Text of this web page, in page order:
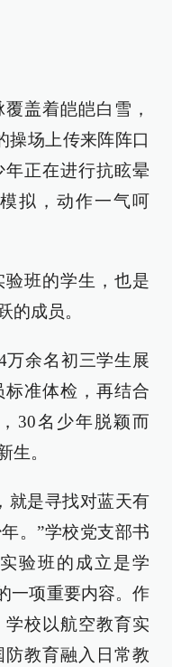
盖着皑皑白雪，
操场上传来阵阵口
正在进行抗眩晕
拟，动作一气呵
班的学生，也是
的成员。
万余名初三学生展
准体检，再结合
30名少年脱颖而
生。
就是寻找对蓝天有
。”学校党支部书
验班的成立是学
一项重要内容。作
校以航空教育实
教育融入日常教